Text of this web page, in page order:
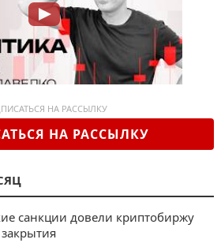
НА РАССЫЛКУ
НА РАССЫЛКУ
санкции довели криптобиржу